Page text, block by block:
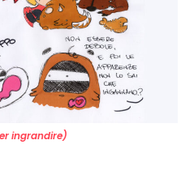
ingrandire)